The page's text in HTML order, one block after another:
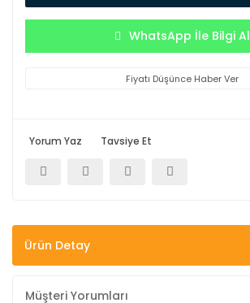
WhatsApp İle Bilgi Al
Fiyatı Düşünce Haber Ver
Yorum Yaz Tavsiye Et
Ürün Detay
Müşteri Yorumları